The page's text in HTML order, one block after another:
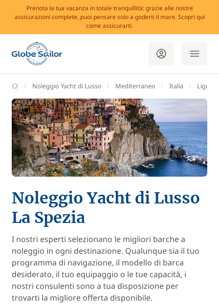
Prenota la tua vacanza in totale tranquillità: grazie alle nostre
assicurazioni complete, puoi pensare solo a goderti il mare. Scopri qui
come assicurarti.
GlobeSailor
Noleggio Yacht di Lusso Mediterraneo Italia Liguria
Noleggio Yacht di Lusso
La Spezia
I nostri esperti selezionano le migliori barche a
noleggio in ogni destinazione. Qualunque sia il tuo
programma di navigazione, il modello di barca
desiderato, il tuo equipaggio o le tue capacità, i
nostri consulenti sono a tua disposizione per
trovarti la migliore offerta disponibile.